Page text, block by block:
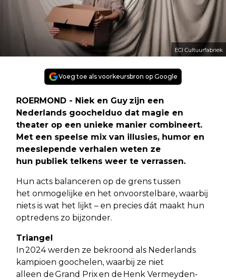
ECI Cultuurfabriek
Voeg toe als voorkeursbron op Google
ROERMOND - Niek en Guy zijn een
Nederlands goochelduo dat magie en
theater op een unieke manier combineert.
Met een speelse mix van illusies, humor en
meeslepende verhalen weten ze
hun publiek telkens weer te verrassen.
Hun acts balanceren op de grens tussen
het onmogelijke en het onvoorstelbare, waarbij
niets is wat het lijkt – en precies dát maakt hun
optredens zo bijzonder.
Triangel
In 2024 werden ze bekroond als Nederlands
kampioen goochelen, waarbij ze niet
alleen de Grand Prix en de Henk Vermeyden-